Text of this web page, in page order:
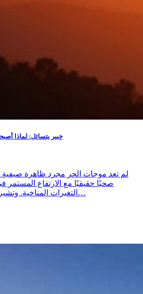
خبير يتسائل: لماذا
لم تعد موجات الحر مجرد ظاهرة صيفية
صحيًا حقيقيًا مع الارتفاع
التغيرات المناخية. وتشير التقديرات إلى أن مئات…